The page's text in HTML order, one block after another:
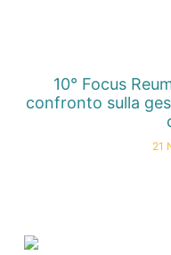
10° Focus
confronto sulla
21